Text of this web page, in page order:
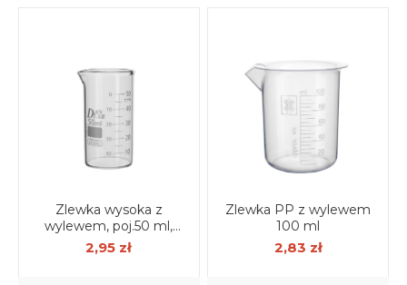
Zlewka wysoka z
wylewem, poj.50 ml,
borokrzem
2,95 zł
Zlewka PP z wylewem
100 ml
2,83 zł